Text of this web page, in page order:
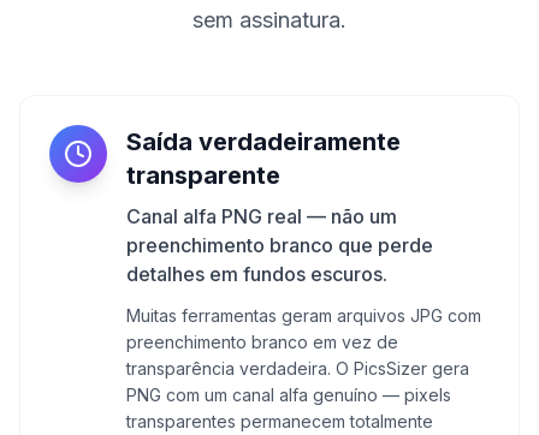
sem assinatura.
Saída verdadeiramente
transparente
Canal alfa PNG real — não um
preenchimento branco que perde
detalhes em fundos escuros.
Muitas ferramentas geram arquivos JPG com
preenchimento branco em vez de
transparência verdadeira. O PicsSizer gera
PNG com um canal alfa genuíno — pixels
transparentes permanecem totalmente